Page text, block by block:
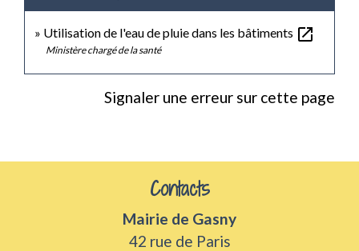
Utilisation de l'eau de pluie dans les bâtiments open_in_new
Ministère chargé de la santé
Signaler une erreur sur cette page
Contacts
Mairie de Gasny
42 rue de Paris